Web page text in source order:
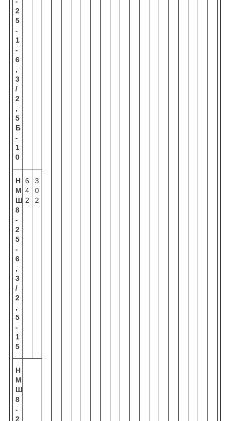
2
5
-
1
-
6
,
3
/
2
,
5
Б
-
1
0
Н
М
Ш
8
-
2
5
-
6
,
3
/
2
,
5
-
1
5
6
4
2
3
0
2
Н
М
Ш
8
-
2